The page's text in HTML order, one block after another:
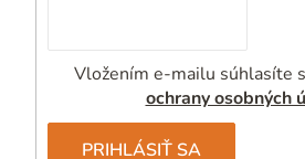
Vložením e-mailu súhlasíte s
ochrany osobných
PRIHLÁSIŤ SA